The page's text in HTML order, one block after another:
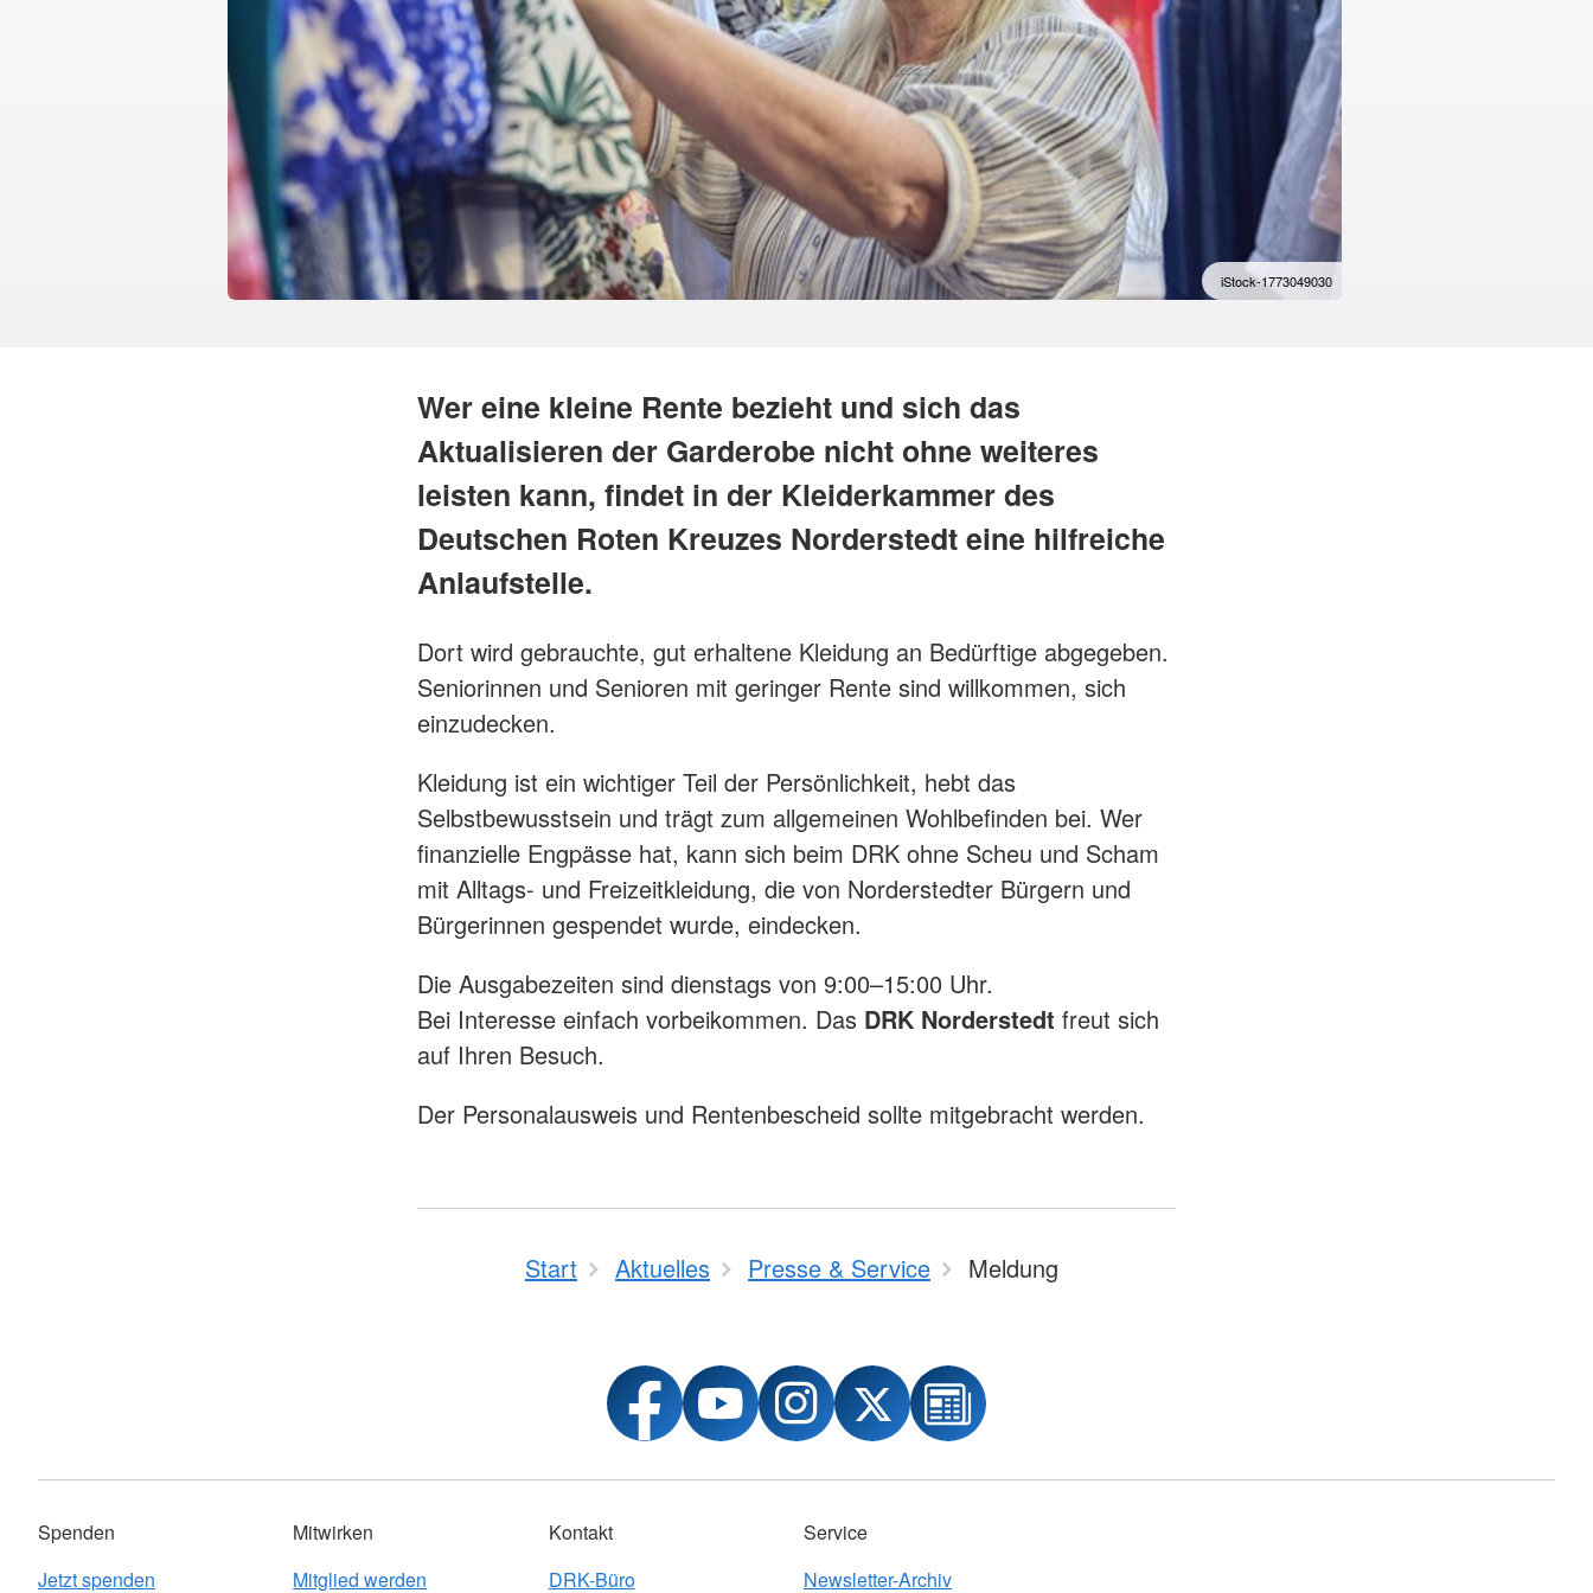
iStock-1773049030
Wer eine kleine Rente bezieht und sich das
Aktualisieren der Garderobe nicht ohne weiteres
leisten kann, findet in der Kleiderkammer des
Deutschen Roten Kreuzes Norderstedt eine hilfreiche
Anlaufstelle.
Dort wird gebrauchte, gut erhaltene Kleidung an Bedürftige abgegeben.
Seniorinnen und Senioren mit geringer Rente sind willkommen, sich
einzudecken.
Kleidung ist ein wichtiger Teil der Persönlichkeit, hebt das
Selbstbewusstsein und trägt zum allgemeinen Wohlbefinden bei. Wer
finanzielle Engpässe hat, kann sich beim DRK ohne Scheu und Scham
mit Alltags- und Freizeitkleidung, die von Norderstedter Bürgern und
Bürgerinnen gespendet wurde, eindecken.
Die Ausgabezeiten sind dienstags von 9:00–15:00 Uhr.
Bei Interesse einfach vorbeikommen. Das DRK Norderstedt freut sich
auf Ihren Besuch.
Der Personalausweis und Rentenbescheid sollte mitgebracht werden.
Start Aktuelles Presse & Service Meldung
Spenden
Jetzt spenden
Mitwirken
Mitglied werden
Kontakt
DRK-Büro
Service
Newsletter-Archiv